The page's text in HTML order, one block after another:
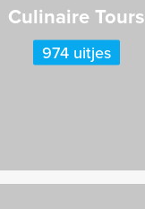
Culinaire Tours
974 uitjes